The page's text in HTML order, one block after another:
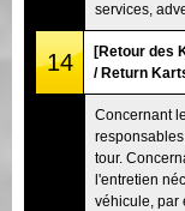
services,
14
[Retour des
/ Return
Concernant
tour.
l'entretien
véhicule, par